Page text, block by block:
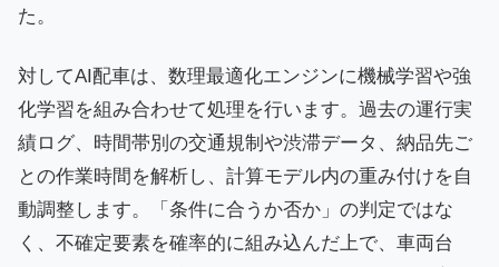
た。
対してAI配車は、数理最適化エンジンに機械学習や強
化学習を組み合わせて処理を行います。過去の運行実
績ログ、時間帯別の交通規制や渋滞データ、納品先ご
との作業時間を解析し、計算モデル内の重み付けを自
動調整します。「条件に合うか否か」の判定ではな
く、不確定要素を確率的に組み込んだ上で、車両台